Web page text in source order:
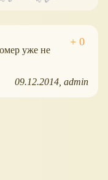
уже не
09.12.2014 admin